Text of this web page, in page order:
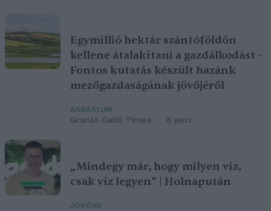
Egymillió hektár szántóföldön
kellene átalakítani a gazdálkodást –
Fontos kutatás készült hazánk
mezőgazdaságának jövőjéről
AGRÁRIUM
Granát-Galló Tímea 6 perc
„Mindegy már, hogy milyen víz,
csak víz legyen” | Holnapután
JÖVŐNK